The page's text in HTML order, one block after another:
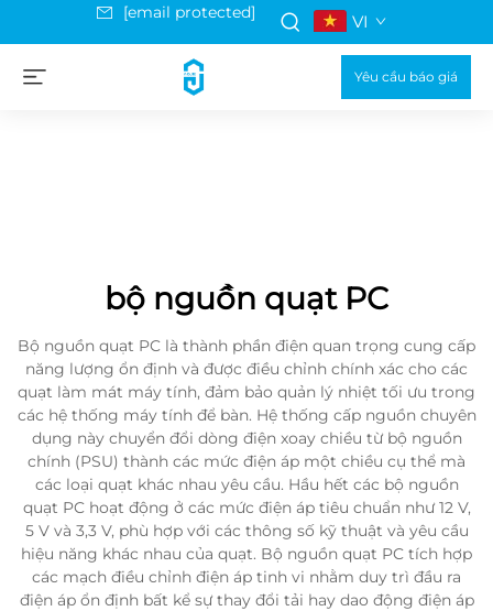
[email protected] VI
Yêu cầu báo giá
bộ nguồn quạt PC
Bộ nguồn quạt PC là thành phần điện quan trọng cung cấp
năng lượng ổn định và được điều chỉnh chính xác cho các
quạt làm mát máy tính, đảm bảo quản lý nhiệt tối ưu trong
các hệ thống máy tính để bàn. Hệ thống cấp nguồn chuyên
dụng này chuyển đổi dòng điện xoay chiều từ bộ nguồn
chính (PSU) thành các mức điện áp một chiều cụ thể mà
các loại quạt khác nhau yêu cầu. Hầu hết các bộ nguồn
quạt PC hoạt động ở các mức điện áp tiêu chuẩn như 12 V,
5 V và 3,3 V, phù hợp với các thông số kỹ thuật và yêu cầu
hiệu năng khác nhau của quạt. Bộ nguồn quạt PC tích hợp
các mạch điều chỉnh điện áp tinh vi nhằm duy trì đầu ra
điện áp ổn định bất kể sự thay đổi tải hay dao động điện áp